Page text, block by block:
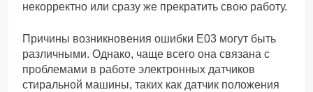
некорректно или сразу же прекратить свою работу.
Причины возникновения ошибки Е03 могут быть
различными. Однако, чаще всего она связана с
проблемами в работе электронных датчиков
стиральной машины, таких как датчик положения